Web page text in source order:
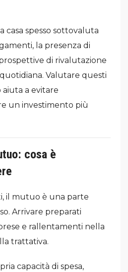
casa spesso sottovaluta
la presenza di
di rivalutazione
Valutare questi
a evitare
un investimento più
cosa è
il mutuo è una parte
Arrivare preparati
e rallentamenti nella
trattativa.
capacità di spesa,